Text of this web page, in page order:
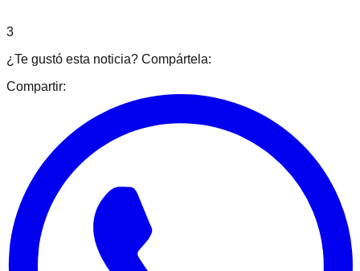
3
¿Te gustó esta noticia? Compártela:
Compartir: